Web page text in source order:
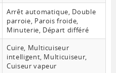
Arrêt automatique, Double
parroie, Parois froide,
Minuterie, Départ différé
Cuire, Multicuiseur
intelligent, Multicuiseur,
Cuiseur vapeur